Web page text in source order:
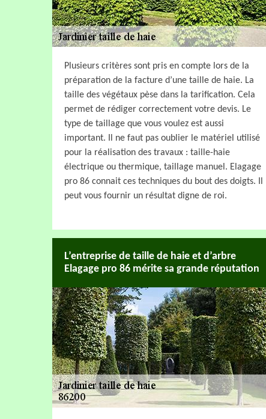
Plusieurs critères sont pris en compte lors de la
préparation de la facture d’une taille de haie. La
taille des végétaux pèse dans la tarification. Cela
permet de rédiger correctement votre devis. Le
type de taillage que vous voulez est aussi
important. Il ne faut pas oublier le matériel utilisé
pour la réalisation des travaux : taille-haie
électrique ou thermique, taillage manuel. Elagage
pro 86 connait ces techniques du bout des doigts. Il
peut vous fournir un résultat digne de roi.
L’entreprise de taille de haie et d’arbre
Elagage pro 86 mérite sa grande réputation